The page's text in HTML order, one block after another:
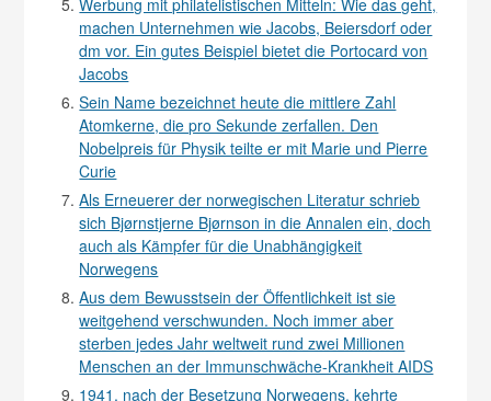
Werbung mit philatelistischen Mitteln: Wie das geht,
machen Unternehmen wie Jacobs, Beiersdorf oder
dm vor. Ein gutes Beispiel bietet die Portocard von
Jacobs
Sein Name bezeichnet heute die mittlere Zahl
Atomkerne, die pro Sekunde zerfallen. Den
Nobelpreis für Physik teilte er mit Marie und Pierre
Curie
Als Erneuerer der norwegischen Literatur schrieb
sich Bjørnstjerne Bjørnson in die Annalen ein, doch
auch als Kämpfer für die Unabhängigkeit
Norwegens
Aus dem Bewusstsein der Öffentlichkeit ist sie
weitgehend verschwunden. Noch immer aber
sterben jedes Jahr weltweit rund zwei Millionen
Menschen an der Immunschwäche-Krankheit AIDS
1941, nach der Besetzung Norwegens, kehrte